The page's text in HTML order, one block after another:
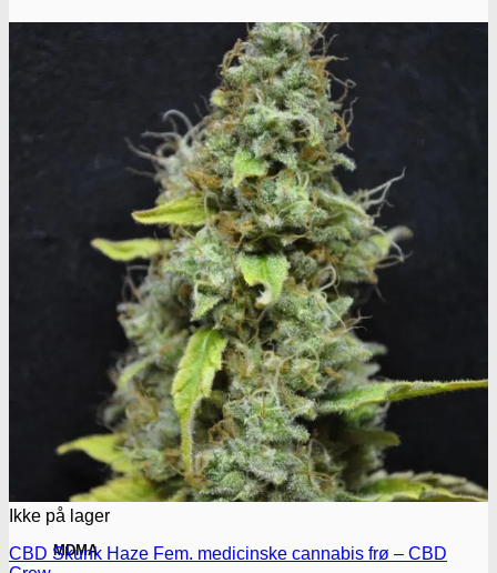
Oplev ALLe vores
brands lige her
Gå til brands
Narkotests
Kokain Tests
Kokain renhedhedstest
Crack renhedhedstest
Kokain blandingsmiddel test
MDMA
Ikke på lager
CBD Skunk Haze Fem. medicinske cannabis frø – CBD